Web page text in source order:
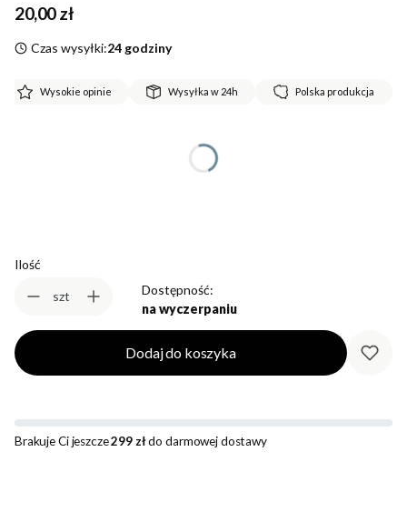
Cena
20,00 zł
Czas wysyłki:24 godziny
Wysokie opinie Wysyłka w 24h Polska produkcja
Ilość
szt
Dostępność:
na wyczerpaniu
Dodaj do koszyka
Brakuje Ci jeszcze299 złdo darmowej dostawy